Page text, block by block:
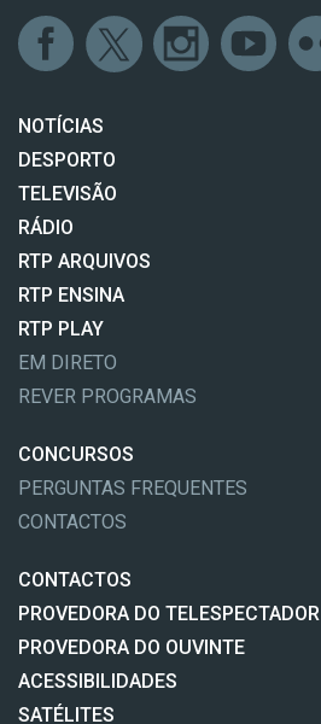
NOTÍCIAS
DESPORTO
TELEVISÃO
RÁDIO
RTP ARQUIVOS
RTP ENSINA
RTP PLAY
EM DIRETO
REVER PROGRAMAS
CONCURSOS
PERGUNTAS FREQUENTES
CONTACTOS
CONTACTOS
PROVEDORA DO TELESPECTADOR
PROVEDORA DO OUVINTE
ACESSIBILIDADES
SATÉLITES